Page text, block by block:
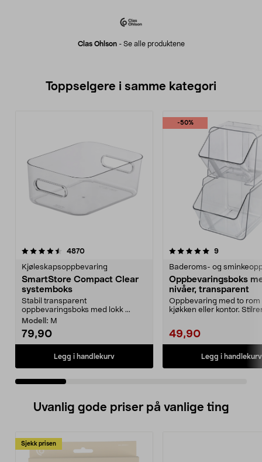
Clas Ohlson- Se alle produktene
Toppselgere i samme kategori
4870anmeldelser
Kjøleskapsoppbevaring
SmartStore Compact Clear
systemboks
Stabil transparent
oppbevaringsboks med lokk ...
Modell: M
79,90
Legg i handlekurv
-50%
5.0 av 5 stjerner 9anmeldelser
Oppbevaringsboks
nivåer, transparent
Oppbevaring med to rom
kjøkken eller kontor.
49,90
Legg i handlekurv
4.5 av 5 stjerner
Uvanlig gode priser på vanlige ting
Sjekk prisen